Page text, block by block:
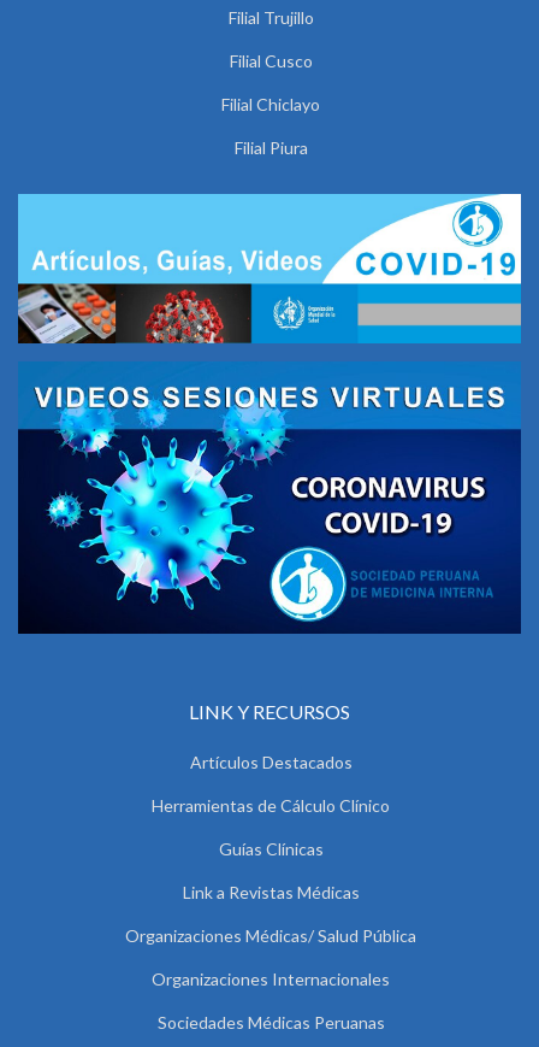
Filial Trujillo
Filial Cusco
Filial Chiclayo
Filial Piura
LINK Y RECURSOS
Artículos Destacados
Herramientas de Cálculo Clínico
Guías Clínicas
Link a Revistas Médicas
Organizaciones Médicas/ Salud Pública
Organizaciones Internacionales
Sociedades Médicas Peruanas